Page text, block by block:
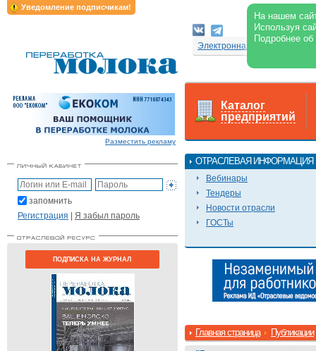
Уведомление подписчикам!
На нашем
Используя
Подробнее
Электронная версия
Разместить рекламу
запомнить
Регистрация | Я забыл пароль
ПОДПИСКА НА ЖУРНАЛ
Каталог
предприятий
ОТРАСЛЕВАЯ ИНФОРМАЦИЯ
Вебинары
Тендеры
Новости отрасли
ГОСТы
Главная страница Публикации